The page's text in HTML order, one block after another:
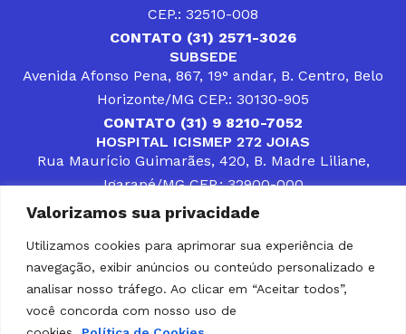
Valorizamos sua privacidade
Utilizamos cookies para aprimorar sua experiência de
navegação, exibir anúncios ou conteúdo personalizado e
analisar nosso tráfego. Ao clicar em “Aceitar todos”,
você concorda com nosso uso de
CEP.: 32510-008
CONTATO (31) 2571-3026
SUBSEDE
Avenida Afonso Pena, 867, 19° andar, B. Centro, Belo
Horizonte/MG CEP.: 30130-905
CONTATO (31) 9 8210-7052
HOSPITAL ICISMEP 272 JOIAS
Rua Maurício Guimarães, 420, B. Madre Liliane,
Igarapé/MG CEP.: 32900-000
CONTATOS (31) 3512-4400 ou (31) 9 8309-8660
DESENVOLVER SOLUÇÕES, AÇÕES E SERVIÇOS
PÚBLICOS QUE COMPLEMENTEM A ASSISTÊNCIA À
POPULAÇÃO DA REGIÃO EM QUE ATUA, SENDO
PARCEIRO DOS MUNICÍPIOS CONSORCIADOS NA
SOLUÇÃO DE DIFICULDADES ENFRENTADAS POR
GESTORES MUNICIPAIS, É O COMPROMISSO DO
ICISMEP.